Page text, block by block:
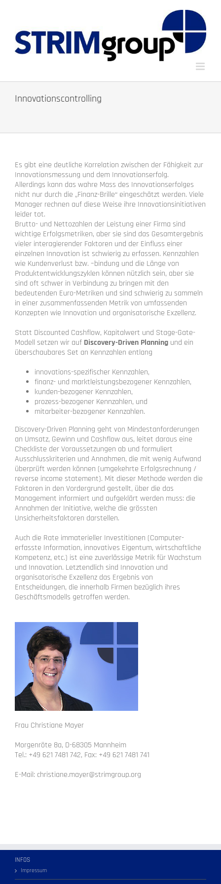
Innovationscontrolling
Es gibt eine deutliche Korrelation zwischen der Fähigkeit zur
Innovationsmessung und dem Innovationserfolg.
Allerdings kann das wahre Mass des Innovationserfolges
nicht nur durch die „Finanz-Brille“ eingeschätzt werden. Viele
Manager rechnen auf diese Weise ihre Innovationsinitiativen
leider tot.
Brutto- und Nettozahlen der Leistung einer Firma sind
wichtige Erfolgsmetriken, aber sie sind das Gesamtergebnis
vieler interagierender Faktoren und der Einfluss einer
einzelnen Innovation ist schwierig zu erfassen. Kennzahlen
wie Kundenverlust bzw. –bindung und die Länge von
Produktentwicklungszyklen können nützlich sein, aber sie
sind oft schwer in Verbindung zu bringen mit den
bedeutenden Euro-Metriken und sind schwierig zu sammeln
in einer zusammenfassenden Metrik von umfassenden
Konzepten wie Innovation und organisatorische Exzellenz.
Statt Discounted Cashflow, Kapitalwert und Stage-Gate-
Modell setzen wir auf Discovery-Driven Planning und ein
überschaubares Set an Kennzahlen entlang
innovations-spezifischer Kennzahlen,
finanz- und marktleistungsbezogener Kennzahlen,
kunden-bezogener Kennzahlen,
prozess-bezogener Kennzahlen, und
mitarbeiter-bezogener Kennzahlen.
Discovery-Driven Planning geht von Mindestanforderungen
an Umsatz, Gewinn und Cashflow aus, leitet daraus eine
Checkliste der Voraussetzungen ab und formuliert
Ausschlusskriterien und Annahmen, die mit wenig Aufwand
überprüft werden können (umgekehrte Erfolgsrechnung /
reverse income statement). Mit dieser Methode werden die
Faktoren in den Vordergrund gestellt, über die das
Management informiert und aufgeklärt werden muss: die
Annahmen der Initiative, welche die grössten
Unsicherheitsfaktoren darstellen.
Auch die Rate immaterieller Investitionen (Computer-
erfasste Information, innovatives Eigentum, wirtschaftliche
Kompetenz, etc.) ist eine zuverlässige Metrik für Wachstum
und Innovation. Letztendlich sind Innovation und
organisatorische Exzellenz das Ergebnis von
Entscheidungen, die innerhalb Firmen bezüglich ihres
Geschäftsmodells getroffen werden.
Frau Christiane Mayer
Morgenröte 8a, D-68305 Mannheim
Tel.: +49 621 7481 742, Fax: +49 621 7481 741
E-Mail: christiane.mayer@strimgroup.org
INFOS
Impressum